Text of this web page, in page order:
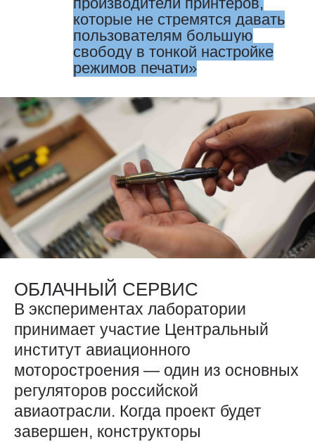
которые не стремятся давать
пользователям большую
свободу в тонкой настройке
режимов печати
ОБЛАЧНЫЙ СЕРВИС
В экспериментах лаборатории
принимает участие Центральный
институт авиационного
моторостроения — ​один из основных
регуляторов российской
авиаотрасли. Когда проект будет
завершен, конструкторы